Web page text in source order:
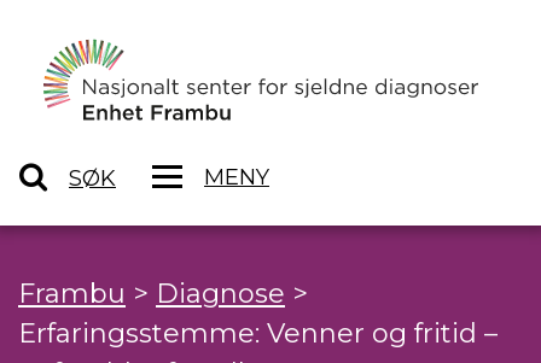
SØK MENY
Frambu > Diagnose >
Erfaringsstemme: Venner og fritid –